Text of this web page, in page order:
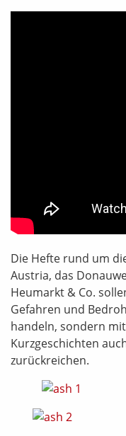
Die Hefte rund um
Austria, das
Heumarkt & Co.
Gefahren und
handeln, sondern
Kurzgeschichten
zurückreichen.